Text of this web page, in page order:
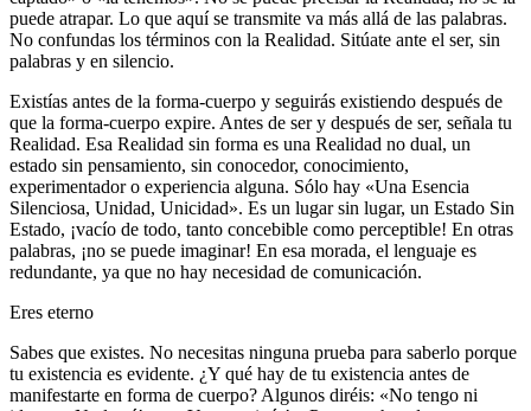
puede atrapar. Lo que aquí se transmite va más allá de las palabras.
No confundas los términos con la Realidad. Sitúate ante el ser, sin
palabras y en silencio.
Existías antes de la forma-cuerpo y seguirás existiendo después de
que la forma-cuerpo expire. Antes de ser y después de ser, señala tu
Realidad. Esa Realidad sin forma es una Realidad no dual, un
estado sin pensamiento, sin conocedor, conocimiento,
experimentador o experiencia alguna. Sólo hay «Una Esencia
Silenciosa, Unidad, Unicidad». Es un lugar sin lugar, un Estado Sin
Estado, ¡vacío de todo, tanto concebible como perceptible! En otras
palabras, ¡no se puede imaginar! En esa morada, el lenguaje es
redundante, ya que no hay necesidad de comunicación.
Eres eterno
Sabes que existes. No necesitas ninguna prueba para saberlo porque
tu existencia es evidente. ¿Y qué hay de tu existencia antes de
manifestarte en forma de cuerpo? Algunos diréis: «No tengo ni